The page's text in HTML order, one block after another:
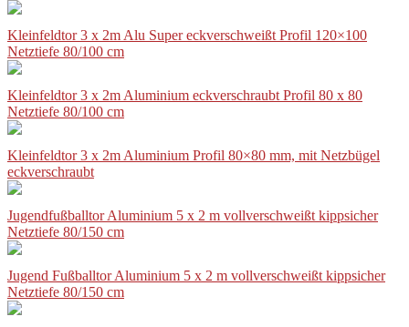
Kleinfeldtor 3 x 2m Alu Super eckverschweißt Profil 120×100
Netztiefe 80/100 cm
Kleinfeldtor 3 x 2m Aluminium eckverschraubt Profil 80 x 80
Netztiefe 80/100 cm
Kleinfeldtor 3 x 2m Aluminium Profil 80×80 mm, mit Netzbügel
eckverschraubt
Jugendfußballtor Aluminium 5 x 2 m vollverschweißt kippsicher
Netztiefe 80/150 cm
Jugend Fußballtor Aluminium 5 x 2 m vollverschweißt kippsicher
Netztiefe 80/150 cm